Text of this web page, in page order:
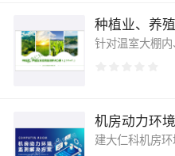
种植业、养
机房动力环